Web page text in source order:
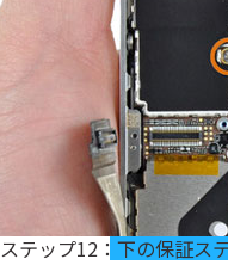
ステップ12：下の保証ス